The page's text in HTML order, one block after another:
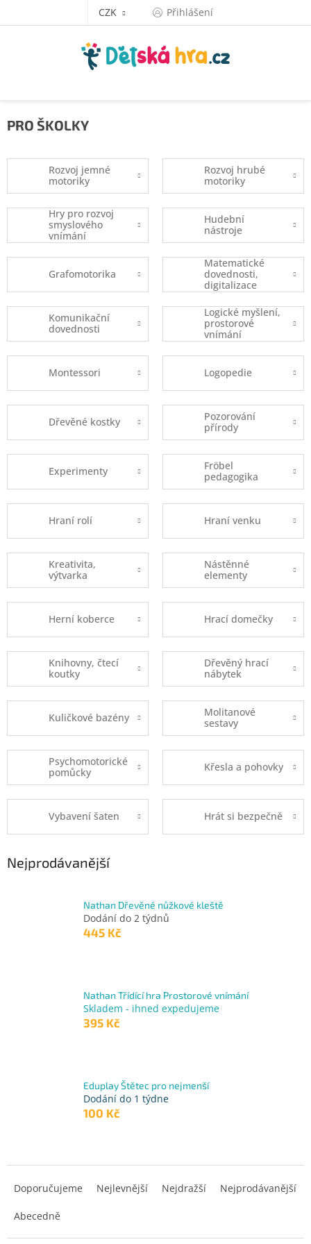
CZK Přihlášení
PRO ŠKOLKY
Rozvoj jemné
motoriky
Rozvoj hrubé
motoriky
Hry pro rozvoj
smyslového
vnímání
Hudební
nástroje
Grafomotorika
Matematické
dovednosti,
digitalizace
Komunikační
dovednosti
Logické myšlení,
prostorové
vnímání
Montessori Logopedie
Dřevěné kostky
Pozorování
přírody
Experimenty
Fröbel
pedagogika
Hraní rolí Hraní venku
Kreativita,
výtvarka
Nástěnné
elementy
Herní koberce Hrací domečky
Knihovny, čtecí
koutky
Dřevěný hrací
nábytek
Kuličkové bazény
Molitanové
sestavy
Psychomotorické
pomůcky
Křesla a pohovky
Vybavení šaten Hrát si bezpečně
Nejprodávanější
Nathan Dřevěné nůžkové kleště
Dodání do 2 týdnů
445 Kč
Nathan Třídící hra Prostorové vnímání
Skladem - ihned expedujeme
395 Kč
Eduplay Štětec pro nejmenší
Dodání do 1 týdne
100 Kč
n
Doporučujeme Nejlevnější Nejdražší Nejprodávanější
Abecedně